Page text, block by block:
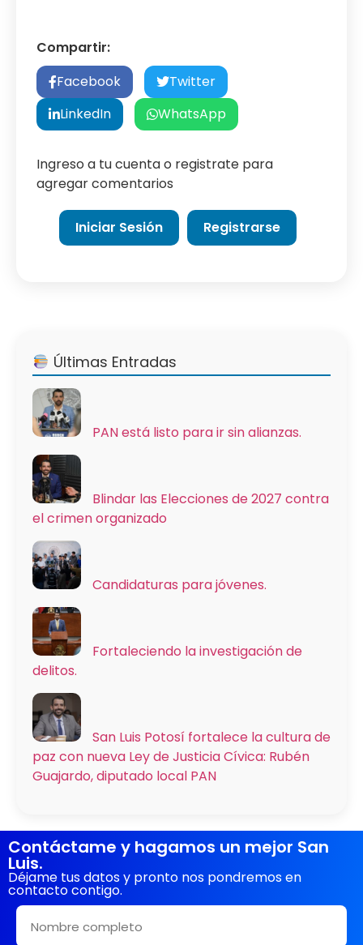
Compartir:
Facebook
Twitter
LinkedIn
WhatsApp
Ingreso a tu cuenta o registrate para
agregar comentarios
Iniciar Sesión Registrarse
Últimas Entradas
PAN está listo para ir sin alianzas.
Blindar las Elecciones de 2027 contra
el crimen organizado
Candidaturas para jóvenes.
Fortaleciendo la investigación de
delitos.
San Luis Potosí fortalece la cultura de
paz con nueva Ley de Justicia Cívica: Rubén
Guajardo, diputado local PAN
Contáctame y hagamos un mejor San
Luis.
Déjame tus datos y pronto nos pondremos en
contacto contigo.